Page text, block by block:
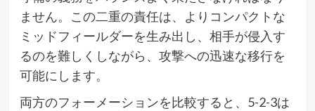
ません。この二重の責任は、よりコンパクトな
ミッドフィールダーを生み出し、相手が侵入す
るのを難しくしながら、攻撃への迅速な移行を
可能にします。
両方のフォーメーションを比較すると、5-2-3は